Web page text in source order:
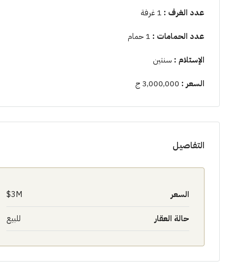
عدد الغرف :
عدد الحمامات :
الإستلام : سنتين
السعر :
التفاصيل
السعر 3M$
حالة العقار للبيع